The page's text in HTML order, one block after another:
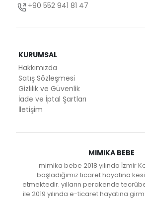
+90 552 941 81 47
KURUMSAL
Hakkımızda
Satış Sözleşmesi
Gizlilik ve Güvenlik
İade ve İptal Şartları
İletişim
MIMIKA BEBE
mimika bebe 2018 yılında İzmir
başladığımız ticaret hayatına
etmektedir. yılların perakende
ile 2019 yılında e-ticaret hayatına